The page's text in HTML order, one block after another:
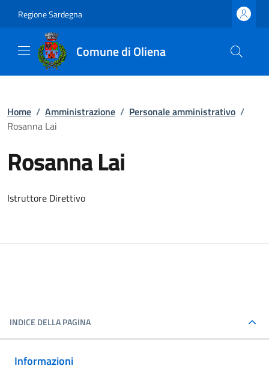
Regione Sardegna
Comune di Oliena
Home / Amministrazione / Personale amministrativo /
Rosanna Lai
Rosanna Lai
Istruttore Direttivo
INDICE DELLA PAGINA
Informazioni